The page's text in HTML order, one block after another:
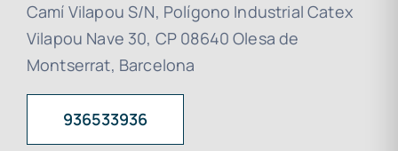
Camí Vilapou S/N, Polígono Industrial Catex
Vilapou Nave 30, CP 08640 Olesa de
Montserrat, Barcelona
936533936